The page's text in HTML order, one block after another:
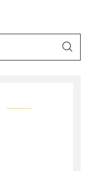
€13.50
Le
possono
pagina